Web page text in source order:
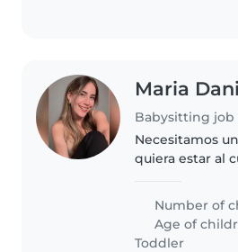
Maria
Necesitamos
quiera estar al
cuidado y a su
Number of
Age of
Toddler